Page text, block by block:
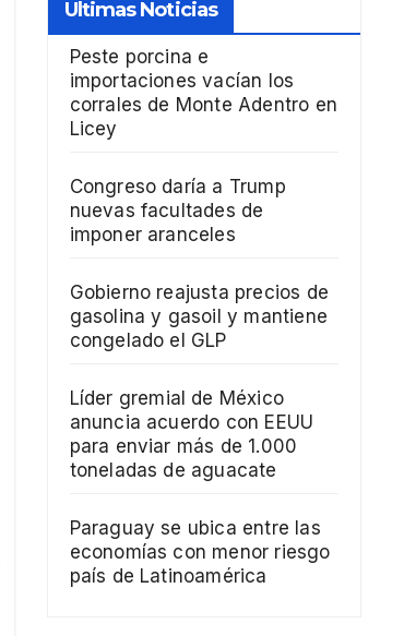
Ultimas Noticias
Peste porcina e
importaciones vacían los
corrales de Monte Adentro en
Licey
Congreso daría a Trump
nuevas facultades de
imponer aranceles
Gobierno reajusta precios de
gasolina y gasoil y mantiene
congelado el GLP
Líder gremial de México
anuncia acuerdo con EEUU
para enviar más de 1.000
toneladas de aguacate
Paraguay se ubica entre las
economías con menor riesgo
país de Latinoamérica